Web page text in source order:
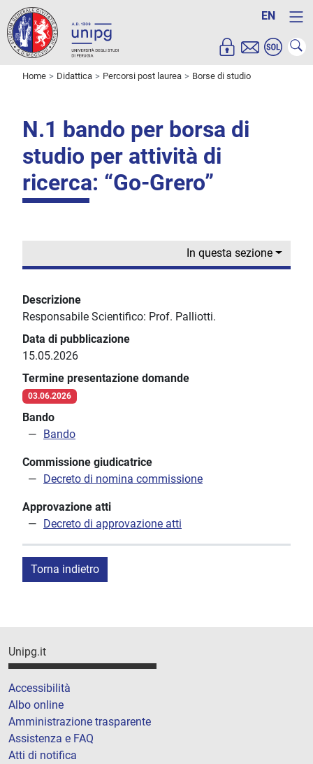
EN
Home Didattica Percorsi post laurea Borse di studio
N.1 bando per borsa di
studio per attività di
ricerca: “Go-Grero”
In questa sezione
Descrizione
Responsabile Scientifico: Prof. Palliotti.
Data di pubblicazione
15.05.2026
Termine presentazione domande
03.06.2026
Bando
Bando
Commissione giudicatrice
Decreto di nomina commissione
Approvazione atti
Decreto di approvazione atti
Torna indietro
Unipg.it
Accessibilità
Albo online
Amministrazione trasparente
Assistenza e FAQ
Atti di notifica